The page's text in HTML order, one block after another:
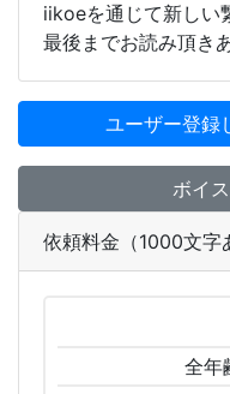
iikoeを通じて新しい
最後までお読み頂き
ユーザー登録
ボイ
依頼料金（1000文字
全年